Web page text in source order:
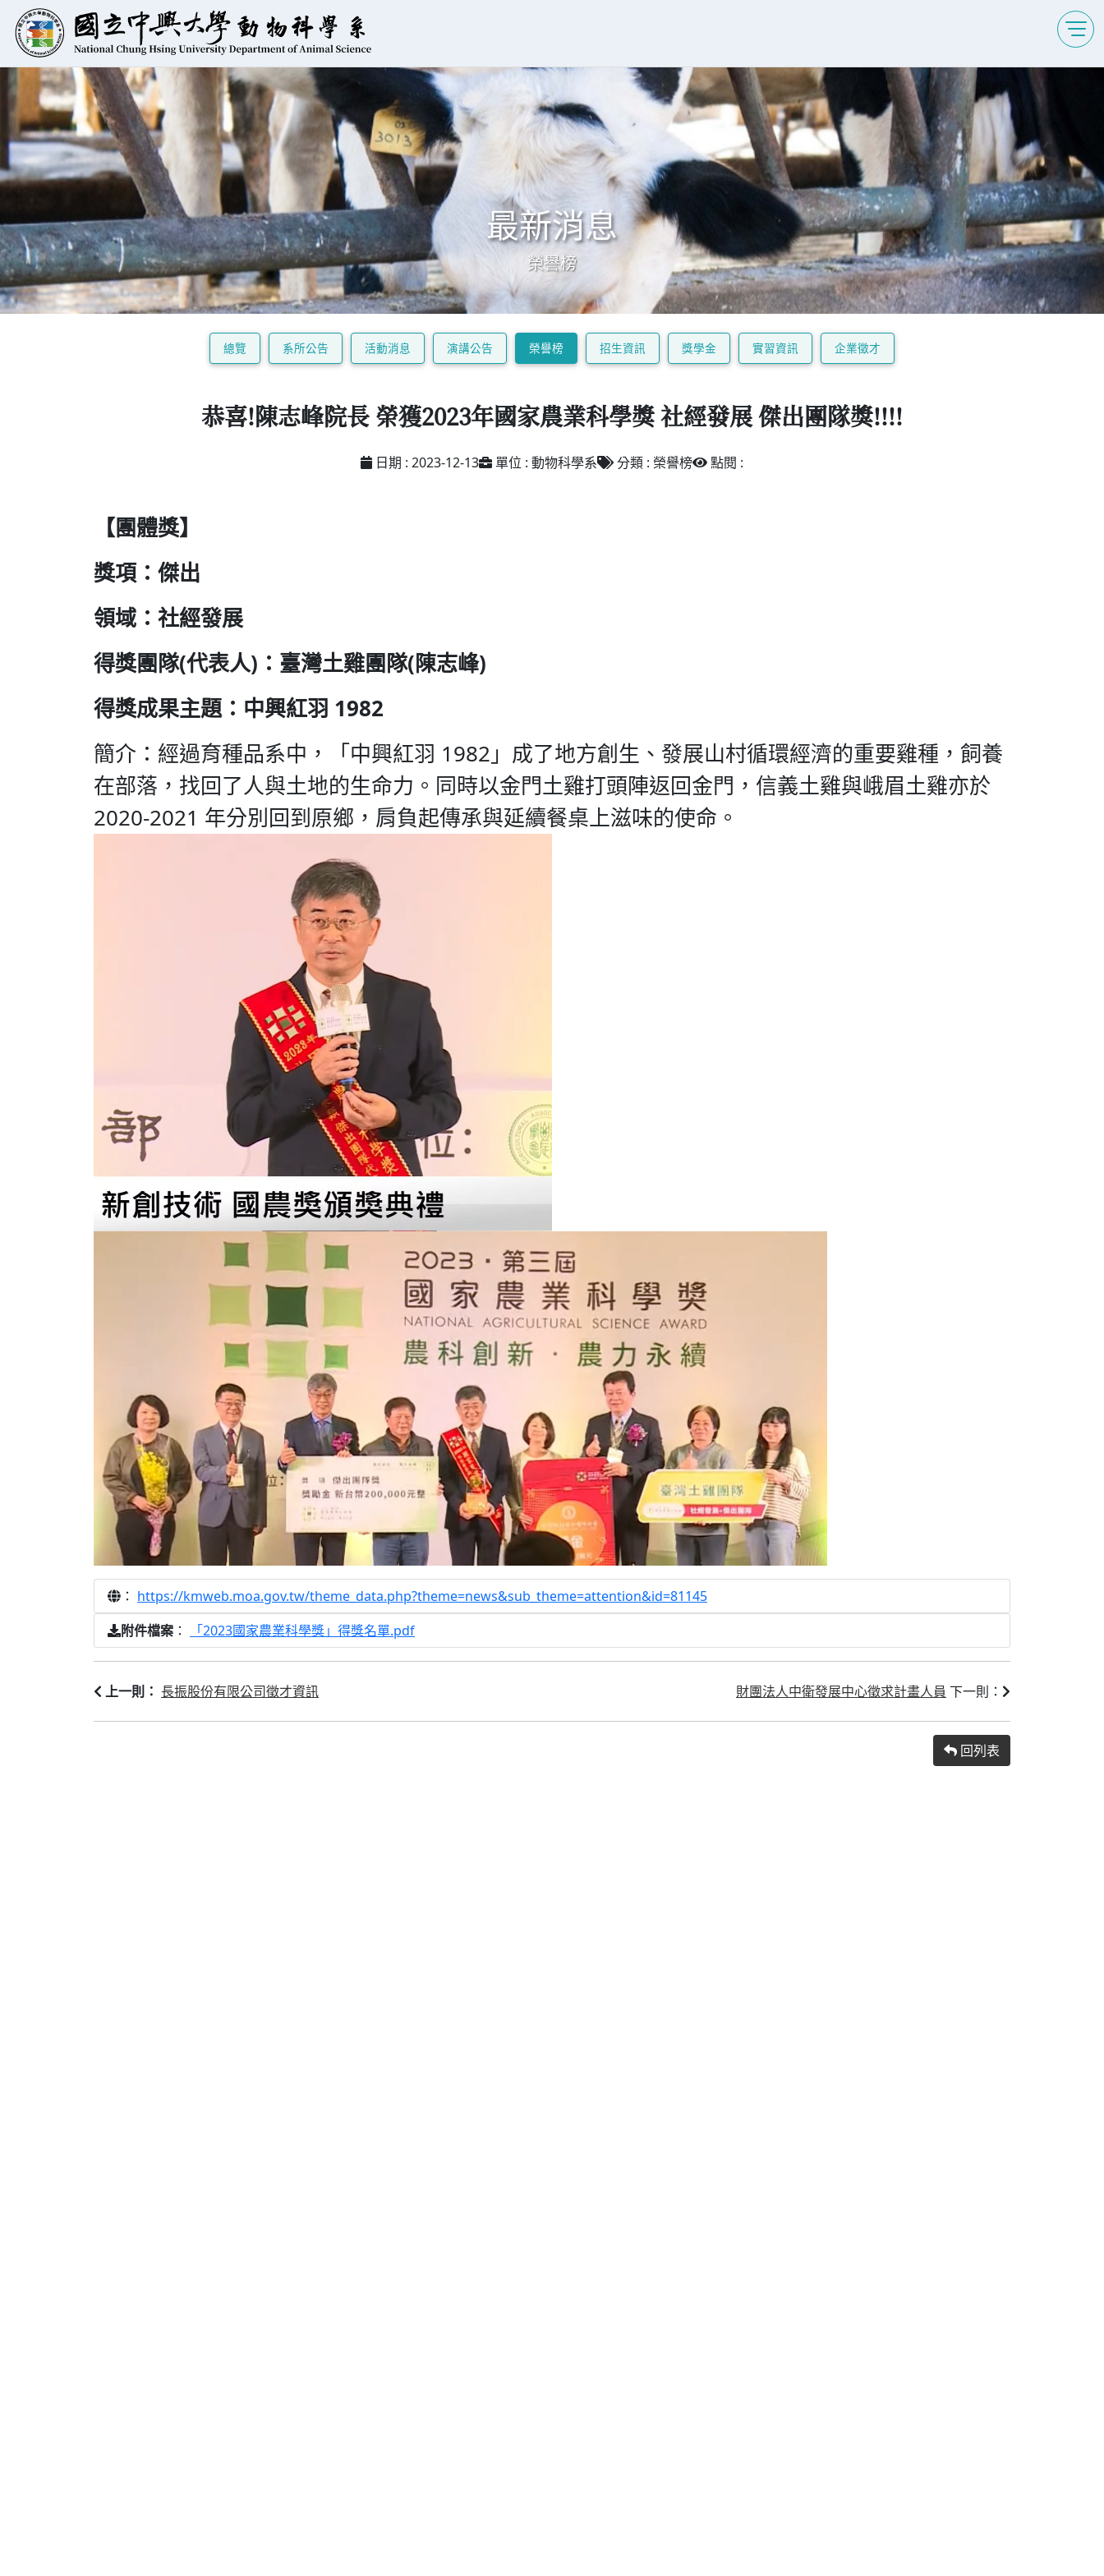
最新消息
榮譽榜
總覽 系所公告 活動消息 演講公告 榮譽榜 招生資訊 獎學金 實習資訊 企業徵才
恭喜!陳志峰院長 榮獲2023年國家農業科學獎 社經發展 傑出團隊獎!!!!
日期 : 2023-12-13 單位 : 動物科學系 分類 : 榮譽榜 點閱 :
【團體獎】
獎項：傑出
領域：社經發展
得獎團隊(代表人)：臺灣土雞團隊(陳志峰)
得獎成果主題：中興紅羽 1982
簡介：經過育種品系中，「中興紅羽 1982」成了地方創生、發展山村循環經濟的重要雞種，飼養
在部落，找回了人與土地的生命力。同時以金門土雞打頭陣返回金門，信義土雞與峨眉土雞亦於
2020-2021 年分別回到原鄉，肩負起傳承與延續餐桌上滋味的使命。
： https://kmweb.moa.gov.tw/theme_data.php?theme=news&sub_theme=attention&id=81145
附件檔案 ： 「2023國家農業科學獎」得獎名單.pdf
上一則： 長振股份有限公司徵才資訊 財團法人中衛發展中心徵求計畫人員 下一則：
回列表